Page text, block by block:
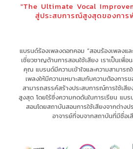
"The Ultimate Vocal
สู่ประสบการณ์สูงสุดของกา
แบรนด์ร้องเพลงดอทคอม “สอนร้องเพลงแล
เชี่ยวชาญด้านการสอนใช้เสียง เราเป็นเพื่อ
คุณ แบรนด์มีความเข้าใจและความสามารถ
เพลงให้มีความเหมาะสมกับความต้องการ
สามารถสรรค์สร้างประสบการณ์การใช้เสี
สูงสุด โดยไร้ซึ่งความกดดันในการเรียน แบร
สอนโดยสถาบันสอนการใช้เสียงจากต่าง
อาจารย์ที่จบจากสถาบันที่มีชื่อเ